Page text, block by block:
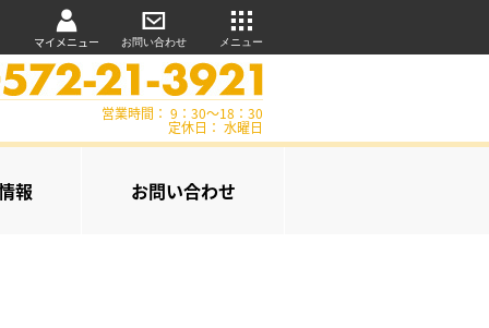
マイメニュー お問い合わせ メニュー
営業時間： 9：30～18：30
定休日： 水曜日
報 お問い合わせ